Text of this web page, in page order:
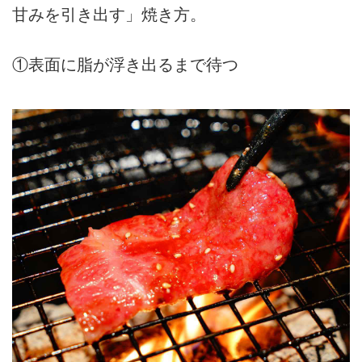
甘みを引き出す」焼き方。
①表面に脂が浮き出るまで待つ